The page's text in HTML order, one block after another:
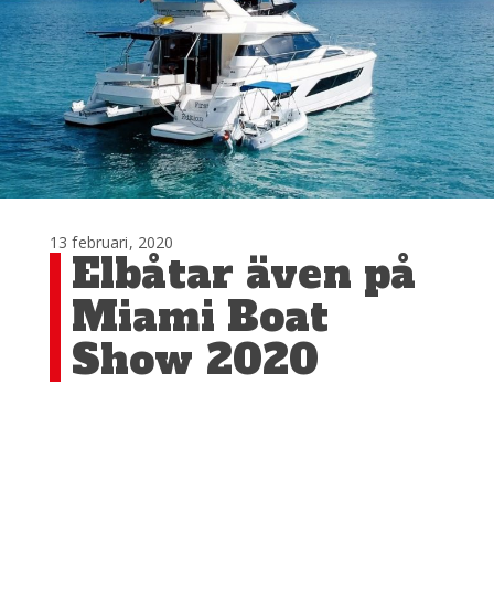
13 februari, 2020
Elbåtar även på
Miami Boat
Show 2020